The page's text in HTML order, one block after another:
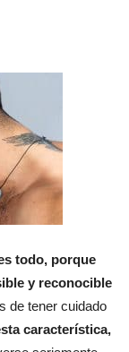
todo, porque
y reconocible
de tener cuidado
característica,